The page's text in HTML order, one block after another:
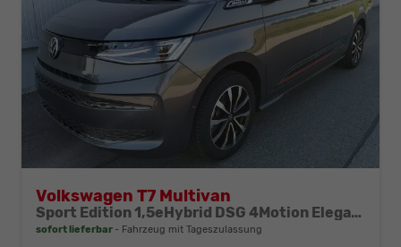
Volkswagen T7 Multivan
Sport Edition 1,5eHybrid DSG 4Motion Elegance LÜ 5 Sitzer
sofort lieferbar Fahrzeug mit Tageszulassung